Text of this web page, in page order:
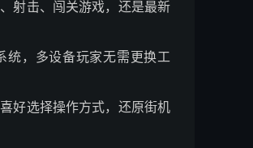
射击、闯关游戏，还是最新
统，多设备玩家无需更换工
好选择操作方式，还原街机